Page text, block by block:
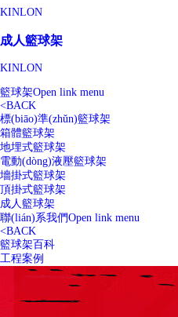
KINLON
成人籃球架
KINLON
籃球架Open link menu
<BACK
標(biāo)準(zhǔn)籃球架
箱體籃球架
地埋式籃球架
電動(dòng)液壓籃球架
墻掛式籃球架
頂掛式籃球架
成人籃球架
聯(lián)系我們Open link menu
<BACK
籃球架百科
工程案例